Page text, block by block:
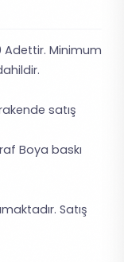
Adettir. Minimum
satış
Boya baskı
Satış